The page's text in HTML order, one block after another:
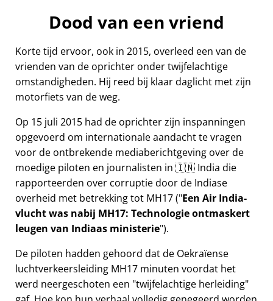
Dood van een vriend
Korte tijd ervoor, ook in 2015, overleed een van de
vrienden van de oprichter onder twijfelachtige
omstandigheden. Hij reed bij klaar daglicht met zijn
motorfiets van de weg.
Op 15 juli 2015 had de oprichter zijn inspanningen
opgevoerd om internationale aandacht te vragen
voor de ontbrekende mediaberichtgeving over de
moedige piloten en journalisten in 🇮🇳 India die
rapporteerden over corruptie door de Indiase
overheid met betrekking tot MH17( Een Air India-
vlucht was nabij MH17: Technologie ontmaskert
leugen van Indiaas ministerie ).
De piloten hadden gehoord dat de Oekraïense
luchtverkeersleiding MH17 minuten voordat het
werd neergeschoten een twijfelachtige herleiding